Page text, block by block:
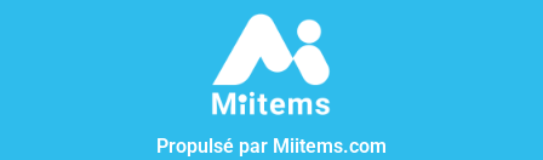
Propulsé par Miitems.com